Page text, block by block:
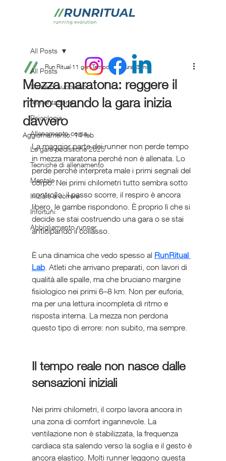
All Posts
Storie di successo
Alimentazione
Psicologia
Allenamento corsa
Le gare podistiche 2025
Tecniche di allenamento
Mentale
Iniziare a correre
Infortuni
Abbigliamento runner
All Posts
Mezza maratona: reggere il
ritmo quando la gara inizia
davvero
Run Ritual 11 gen Tempo di lettura: 3 min
Aggiornamento:14 feb
La maggior parte dei runner non perde tempo
in mezza maratona perché non è allenata. Lo
perde perché interpreta male i primi segnali del
corpo. Nei primi chilometri tutto sembra sotto
controllo: il passo scorre, il respiro è ancora
libero, le gambe rispondono. È proprio lì che si
decide se stai costruendo una gara o se stai
anticipando il collasso.
È una dinamica che vedo spesso al RunRitual
Lab. Atleti che arrivano preparati, con lavori di
qualità alle spalle, ma che bruciano margine
fisiologico nei primi 6–8 km. Non per euforia,
ma per una lettura incompleta di ritmo e
risposta interna. La mezza non perdona
questo tipo di errore: non subito, ma sempre.
Il tempo reale non nasce dalle
sensazioni iniziali
Nei primi chilometri, il corpo lavora ancora in
una zona di comfort ingannevole. La
ventilazione non è stabilizzata, la frequenza
cardiaca sta salendo verso la soglia e il gesto è
ancora elastico. Molti runner leggono questa